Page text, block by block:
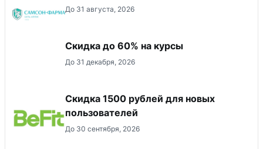
До 31 августа, 2026
Скидка до 60% на курсы
До 31 декабря, 2026
Скидка 1500 рублей для новых
пользователей
До 30 сентября, 2026